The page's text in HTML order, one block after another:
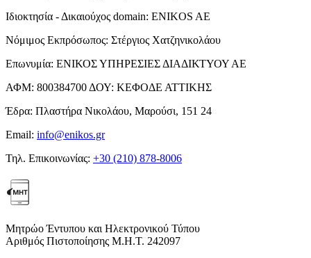
Ιδιοκτησία - Δικαιούχος domain: ENIKOS AE
Νόμιμος Εκπρόσωπος: Στέργιος Χατζηνικολάου
Επωνυμία: ΕΝΙΚΟΣ ΥΠΗΡΕΣΙΕΣ ΔΙΑΔΙΚΤΥΟΥ ΑΕ
ΑΦΜ: 800384700 ΔΟΥ: ΚΕΦΟΔΕ ΑΤΤΙΚΗΣ
Έδρα: Πλαστήρα Νικολάου, Μαρούσι, 151 24
Email: info@enikos.gr
Τηλ. Επικοινωνίας: +30 (210) 878-8006
Μητρώο Έντυπου και Ηλεκτρονικού Τύπου
Αριθμός Πιστοποίησης Μ.Η.Τ. 242097